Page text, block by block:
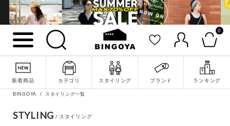
0
新着商品 カテゴリ スタイリング ブランド ランキング
詳細検索
BINGOYA スタイリング一覧
STYLING